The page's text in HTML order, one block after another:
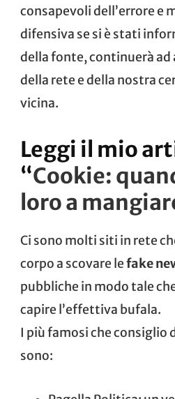
consapevoli dell’errore e
difensiva se si è stati
della fonte, continuerà ad
della rete e della nostra
vicina.
Leggi il mio
“Cookie:
loro a
Ci sono molti siti in rete
corpo a scovare lefake
pubbliche in modo tale
capire l’effettiva bufala.
I più famosi che consiglio
sono: